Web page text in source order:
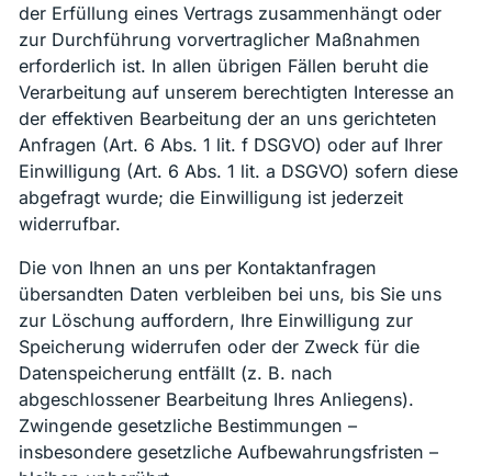
der Erfüllung eines Vertrags zusammenhängt oder
zur Durchführung vorvertraglicher Maßnahmen
erforderlich ist. In allen übrigen Fällen beruht die
Verarbeitung auf unserem berechtigten Interesse an
der effektiven Bearbeitung der an uns gerichteten
Anfragen (Art. 6 Abs. 1 lit. f DSGVO) oder auf Ihrer
Einwilligung (Art. 6 Abs. 1 lit. a DSGVO) sofern diese
abgefragt wurde; die Einwilligung ist jederzeit
widerrufbar.
Die von Ihnen an uns per Kontaktanfragen
übersandten Daten verbleiben bei uns, bis Sie uns
zur Löschung auffordern, Ihre Einwilligung zur
Speicherung widerrufen oder der Zweck für die
Datenspeicherung entfällt (z. B. nach
abgeschlossener Bearbeitung Ihres Anliegens).
Zwingende gesetzliche Bestimmungen –
insbesondere gesetzliche Aufbewahrungsfristen –